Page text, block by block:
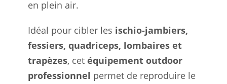
en plein air.
Idéal pour cibler les ischio-jambiers,
fessiers, quadriceps, lombaires et
trapèzes, cet équipement outdoor
professionnel permet de reproduire le